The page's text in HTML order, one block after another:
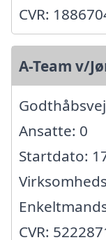
CVR:
A-Team v/
Ansatte: 0
Startdato:
CVR: